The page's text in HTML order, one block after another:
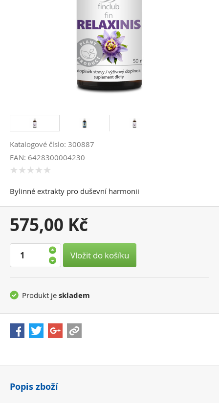
Katalogové číslo: 300887
EAN: 6428300004230
Bylinné extrakty pro duševní harmonii
Vaše
cena:
575,00 Kč
Vložit do košíku
Produkt je skladem
Popis zboží